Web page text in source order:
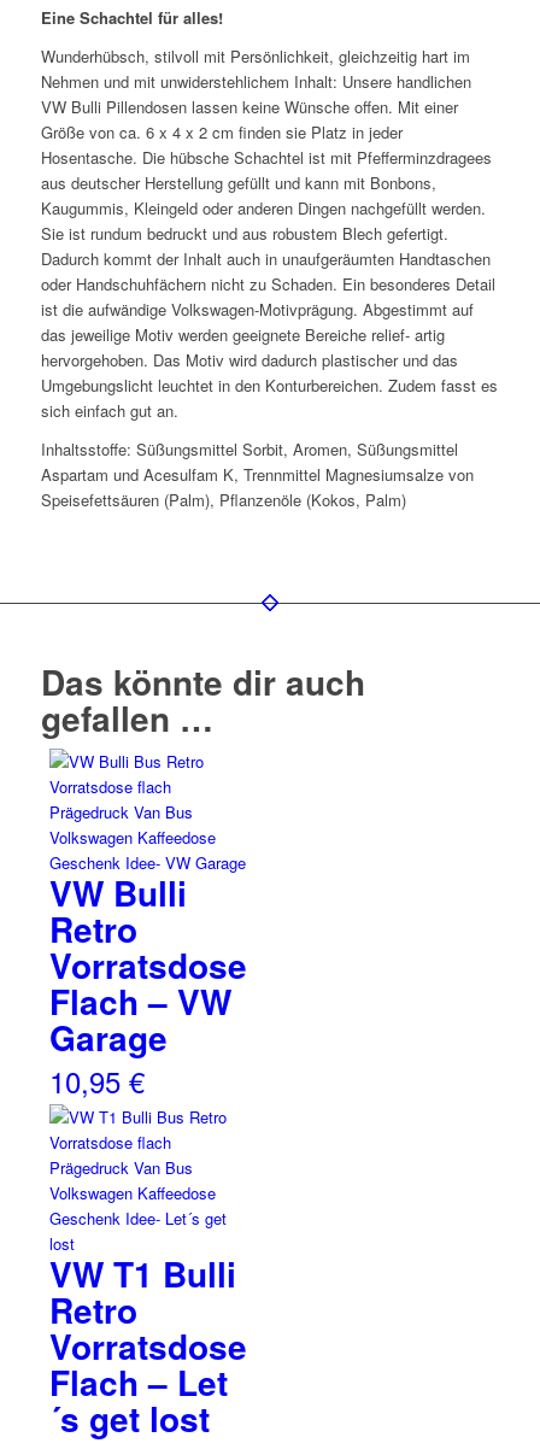
Eine Schachtel für alles!
Wunderhübsch, stilvoll mit Persönlichkeit, gleichzeitig hart im
Nehmen und mit unwiderstehlichem Inhalt: Unsere handlichen
VW Bulli Pillendosen lassen keine Wünsche offen. Mit einer
Größe von ca. 6 x 4 x 2 cm finden sie Platz in jeder
Hosentasche. Die hübsche Schachtel ist mit Pfefferminzdragees
aus deutscher Herstellung gefüllt und kann mit Bonbons,
Kaugummis, Kleingeld oder anderen Dingen nachgefüllt werden.
Sie ist rundum bedruckt und aus robustem Blech gefertigt.
Dadurch kommt der Inhalt auch in unaufgeräumten Handtaschen
oder Handschuhfächern nicht zu Schaden. Ein besonderes Detail
ist die aufwändige Volkswagen-Motivprägung. Abgestimmt auf
das jeweilige Motiv werden geeignete Bereiche relief- artig
hervorgehoben. Das Motiv wird dadurch plastischer und das
Umgebungslicht leuchtet in den Konturbereichen. Zudem fasst es
sich einfach gut an.
Inhaltsstoffe: Süßungsmittel Sorbit, Aromen, Süßungsmittel
Aspartam und Acesulfam K, Trennmittel Magnesiumsalze von
Speisefettsäuren (Palm), Pflanzenöle (Kokos, Palm)
Das könnte dir auch
gefallen …
VW Bulli
Retro
Vorratsdose
Flach – VW
Garage
10,95 €
VW T1 Bulli
Retro
Vorratsdose
Flach – Let
´s get lost